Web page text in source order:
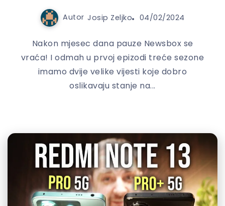
Autor Josip Zeljko 04/02/2024
Nakon mjesec dana pauze Newsbox se
vraća! I odmah u prvoj epizodi treće sezone
imamo dvije velike vijesti koje dobro
oslikavaju stanje na...